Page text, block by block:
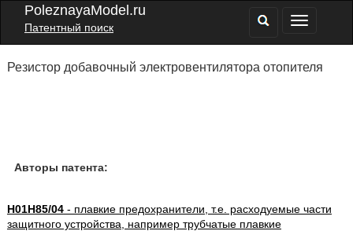
PoleznayaModel.ru
Патентный поиск
Резистор добавочный электровентилятора отопителя
Авторы патента:
H01H85/04- плавкие предохранители, т.е. расходуемые части
защитного устройства, например трубчатые плавкие